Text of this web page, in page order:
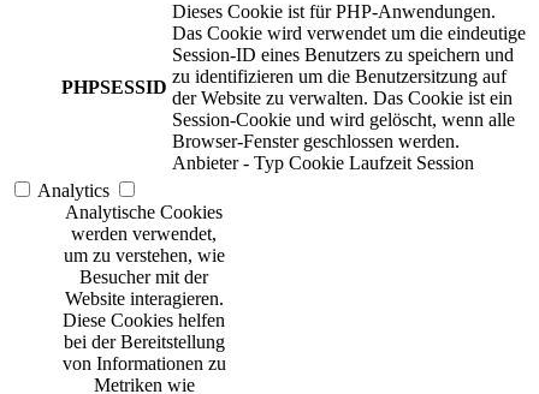
PHPSESSID
Dieses Cookie ist für PHP-Anwendungen.
Das Cookie wird verwendet um die eindeutige
Session-ID eines Benutzers zu speichern und
zu identifizieren um die Benutzersitzung auf
der Website zu verwalten. Das Cookie ist ein
Session-Cookie und wird gelöscht, wenn alle
Browser-Fenster geschlossen werden.
Anbieter - Typ Cookie Laufzeit Session
Analytics
Analytische Cookies
werden verwendet,
um zu verstehen, wie
Besucher mit der
Website interagieren.
Diese Cookies helfen
bei der Bereitstellung
von Informationen zu
Metriken wie